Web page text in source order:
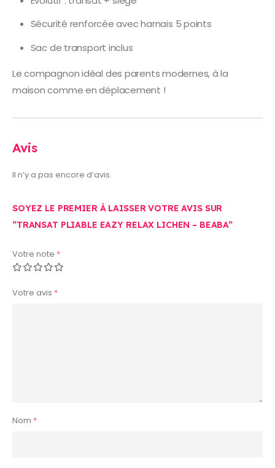
Sécurité renforcée avec harnais 5 points
Sac de transport inclus
Le compagnon idéal des parents modernes, à la
maison comme en déplacement !
Avis
Il n’y a pas encore d’avis.
SOYEZ LE PREMIER À LAISSER VOTRE AVIS SUR
“TRANSAT PLIABLE EAZY RELAX LICHEN – BEABA”
Votre note *
Votre avis *
Nom *